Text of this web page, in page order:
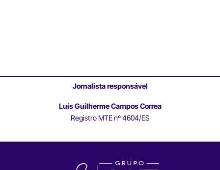
Jornalista responsável
Luís Guilherme Campos Correa
Registro MTE nº 4604/ES